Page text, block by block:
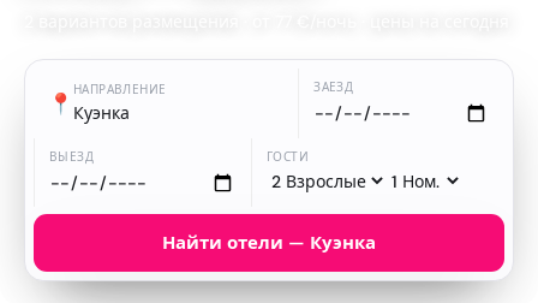
📍 НАПРАВЛЕНИЕ
Куэнка
ЗАЕЗД
ВЫЕЗД ГОСТИ
Найти отели — Куэнка